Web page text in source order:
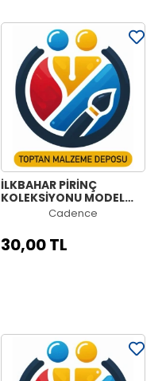
İLKBAHAR PİRİNÇ
KOLEKSİYONU MODEL
Cadence
30,00 TL